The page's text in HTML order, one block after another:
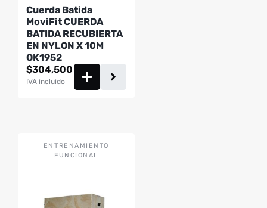
Cuerda Batida
MoviFit CUERDA
BATIDA RECUBIERTA
EN NYLON X 10M
OK1952
$304,500
IVA incluido
ENTRENAMIENTO
FUNCIONAL